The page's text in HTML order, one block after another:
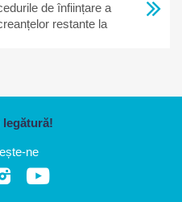
de înființare a
restante la
legătură!
ne